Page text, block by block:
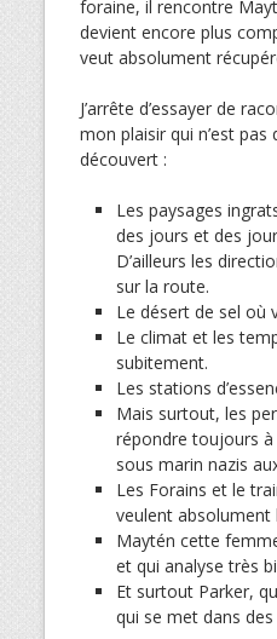
foraine, il rencontre
devient encore plus
veut absolument
J’arrête d’essayer de
mon plaisir qui n’est
découvert :
Les paysages
des jours et des
D’ailleurs les
sur la route.
Le désert de sel où
Le climat et les
subitement.
Les stations
Mais surtout, les
répondre toujours à
sous marin nazis
Les Forains et le
veulent absolument
Maytén cette
et qui analyse très
Et surtout Parker,
qui se met dans